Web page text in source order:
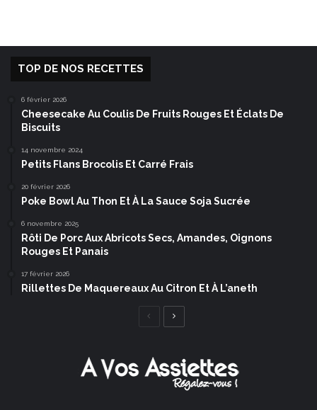
TOP DE NOS RECETTES
6 février 2026
Cheesecake Au Coulis De Fruits Rouges Et Éclats De
Biscuits
14 novembre 2024
Petits Flans Brocolis Et Carré Frais
20 février 2026
Poke Bowl Au Thon Et À La Sauce Soja Sucrée
6 novembre 2025
Rôti De Porc Aux Abricots Secs, Amandes, Oignons
Rouges Et Panais
17 février 2026
Rillettes De Maquereaux Au Citron Et À L’aneth
Page